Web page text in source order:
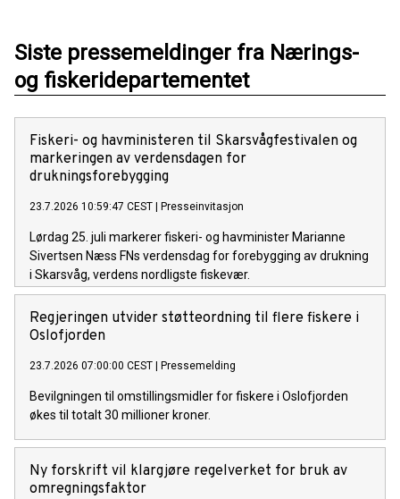
Siste pressemeldinger fra Nærings-
og fiskeridepartementet
Fiskeri- og havministeren til Skarsvågfestivalen og
markeringen av verdensdagen for
drukningsforebygging
23.7.2026 10:59:47 CEST | Presseinvitasjon
Lørdag 25. juli markerer fiskeri- og havminister Marianne
Sivertsen Næss FNs verdensdag for forebygging av drukning
i Skarsvåg, verdens nordligste fiskevær.
Regjeringen utvider støtteordning til flere fiskere i
Oslofjorden
23.7.2026 07:00:00 CEST | Pressemelding
Bevilgningen til omstillingsmidler for fiskere i Oslofjorden
økes til totalt 30 millioner kroner.
Ny forskrift vil klargjøre regelverket for bruk av
omregningsfaktor